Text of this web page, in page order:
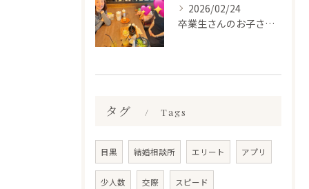
2026/02/24
卒業生さんのお子さんに会って来ました✨
タグ Tags
目黒 結婚相談所 エリート アプリ
少人数 交際 スピード